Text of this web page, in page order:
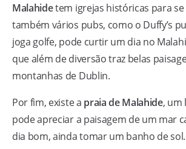
Malahidetem igrejas históricas para se
também vários pubs, como o Duffy’s
joga golfe, pode curtir um dia no
que além de diversão traz belas
montanhas de Dublin.
Por fim, existe a praia de Malahide, um
pode apreciar a paisagem de um mar
dia bom, ainda tomar um banho de